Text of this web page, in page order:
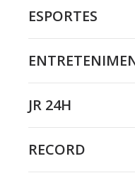
ESPORTES
JR 24H
RECORD